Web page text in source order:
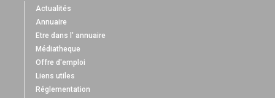
Actualités
Annuaire
Etre dans l' annuaire
Médiatheque
Offre d'emploi
Liens utiles
Réglementation